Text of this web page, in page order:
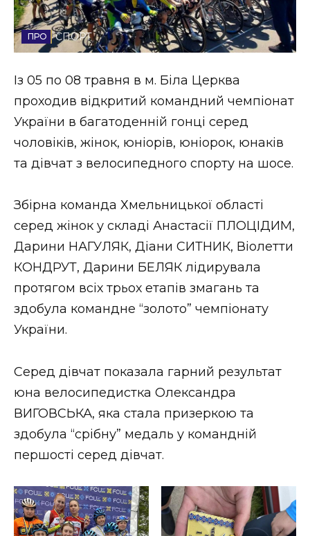
Втрачений Ужгород
ЗАКАРПАТСЬКІ НОВИНИ
ФОТО
ВІДЕО
СПОРТ
Із 05 по 08 травня в м. Біла Церква
проходив відкритий командний чемпіонат
України в багатоденній гонці серед
чоловіків, жінок, юніорів, юніорок, юнаків
та дівчат з велосипедного спорту на шосе.
Збірна команда Хмельницької області
серед жінок у складі Анастасії ПЛОЦІДИМ,
Дарини НАГУЛЯК, Діани СИТНИК, Віолетти
КОНДРУТ, Дарини БЕЛЯК лідирувала
протягом всіх трьох етапів змагань та
здобула командне “золото” чемпіонату
України.
Серед дівчат показала гарний результат
юна велосипедистка Олександра
ВИГОВСЬКА, яка стала призеркою та
здобула “срібну” медаль у командній
першості серед дівчат.